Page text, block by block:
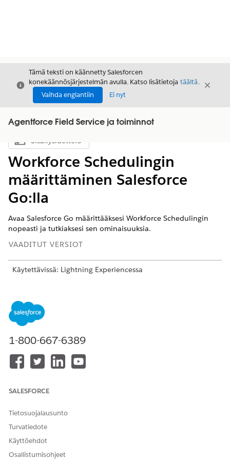
Sulje
Tämä teksti on käännetty Salesforcen
konekäännösjärjestelmän avulla. Katso lisätietoja täältä.
Vaihda englantiin
Ei nyt
Sulje
Agentforce Field Service ja toiminnot
Näytä sisällysluettelo
Sisällysluettelo
Workforce Schedulingin
määrittäminen Salesforce
Go:lla
Avaa Salesforce Go määrittääksesi Workforce Schedulingin
nopeasti ja tutkiaksesi sen ominaisuuksia.
VAADITUT VERSIOT
Käytettävissä: Lightning Experiencessa
Workforce Scheduling -käyttöoikeuksien hallinta
Salesforce Go:ssa
Kohdista käyttöoikeusjoukkoja käyttäjille, jotta he voivat
palveluresurssina. Käytä Salesforce Go -sovelluksen
Hallitse käyttöoikeuksia -valintaikkunaa kohdistaaksesi
Service Resource -käyttöoikeusjoukon.
Toiminta-aikojen ja aikaslottien luominen Salesforce Go -
Toiminta-ajat määrittävät, milloin tapaamisia voidaan
ajoittaa. Käytä Salesforce Go -opastettua
määritystoimintoa luodaksesi toiminta-aikojen tietueita,
1-800-667-6389
SALESFORCE
Tietosuojalausunto
Turvatiedote
Käyttöehdot
Osallistumisohjeet